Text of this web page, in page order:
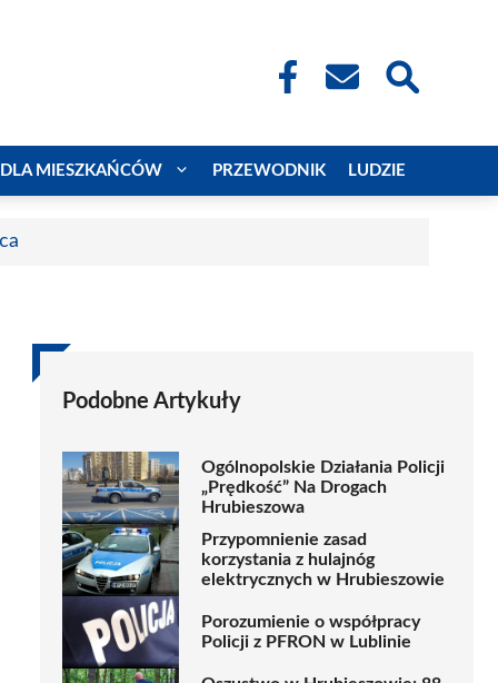
DLA MIESZKAŃCÓW PRZEWODNIK LUDZIE
Podobne Artykuły
Ogólnopolskie Działania Policji
„Prędkość” Na Drogach
Hrubieszowa
Przypomnienie zasad
korzystania z hulajnóg
elektrycznych w Hrubieszowie
Porozumienie o współpracy
Policji z PFRON w Lublinie